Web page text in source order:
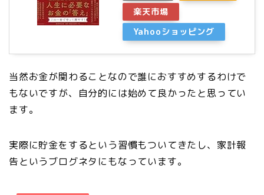
楽天市場
Yahooショッピング
当然お金が関わることなので誰におすすめするわけで
もないですが、自分的には始めて良かったと思ってい
ます。
実際に貯金をするという習慣もついてきたし、家計報
告というブログネタにもなっています。